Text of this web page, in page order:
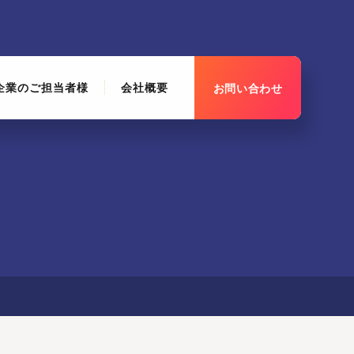
業のご担当者様 会社概要 お問い合わせ